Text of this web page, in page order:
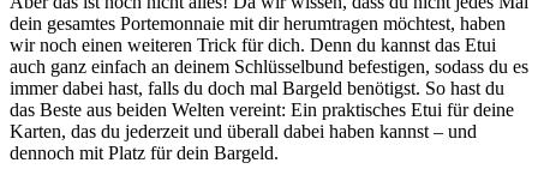
dein gesamtes Portemonnaie mit dir herumtragen möchtest, haben
wir noch einen weiteren Trick für dich. Denn du kannst das Etui
auch ganz einfach an deinem Schlüsselbund befestigen, sodass du es
immer dabei hast, falls du doch mal Bargeld benötigst. So hast du
das Beste aus beiden Welten vereint: Ein praktisches Etui für deine
Karten, das du jederzeit und überall dabei haben kannst – und
dennoch mit Platz für dein Bargeld.